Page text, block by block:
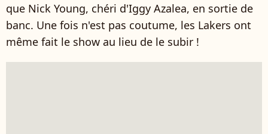
que Nick Young, chéri d'Iggy Azalea, en sortie de
banc. Une fois n'est pas coutume, les Lakers ont
même fait le show au lieu de le subir !